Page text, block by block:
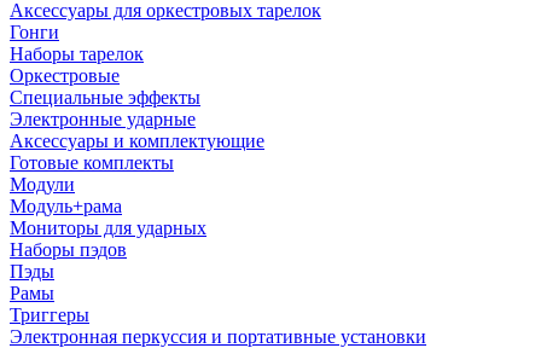
Аксессуары для оркестровых тарелок
Гонги
Наборы тарелок
Оркестровые
Специальные эффекты
Электронные ударные
Аксессуары и комплектующие
Готовые комплекты
Модули
Модуль+рама
Мониторы для ударных
Наборы пэдов
Пэды
Рамы
Триггеры
Электронная перкуссия и портативные установки